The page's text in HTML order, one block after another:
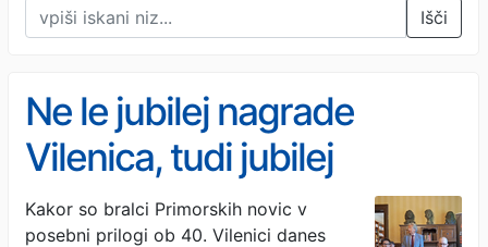
Išči
Ne le jubilej nagrade
Vilenica, tudi jubilej
sežanskih jamarjev
Kakor so bralci Primorskih novic v
posebni prilogi ob 40. Vilenici danes